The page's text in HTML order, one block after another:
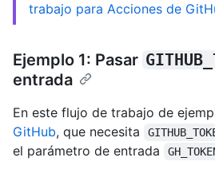
trabajo para Acciones de
Ejemplo 1: Pasar
entrada
En este flujo de trabajo de
GitHub, que necesita
el parámetro de entrada